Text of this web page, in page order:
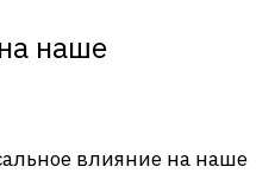
наше
влияние на наше